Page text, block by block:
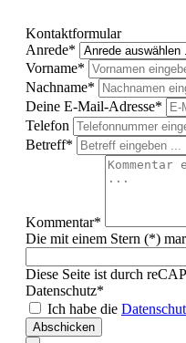
Kontaktformular
Anrede*
Vorname*
Nachname*
Deine E-Mail-Adresse*
Telefon
Betreff*
Kommentar*
Die mit einem Stern (*)
Diese Seite ist durch
Datenschutz*
Ich habe die
Abschicken